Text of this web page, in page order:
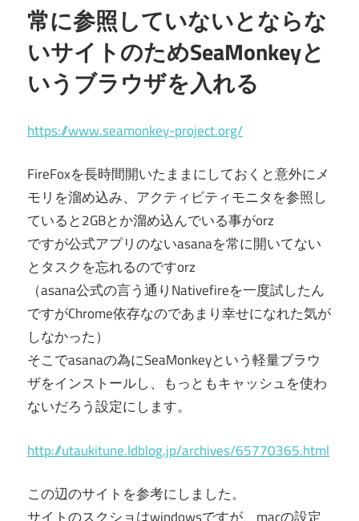
常に参照していないとならな
いサイトのためSeaMonkeyと
いうブラウザを入れる
https://www.seamonkey-project.org/
FireFoxを長時間開いたままにしておくと意外にメ
モリを溜め込み、アクティビティモニタを参照し
ていると2GBとか溜め込んでいる事がorz
ですが公式アプリのないasanaを常に開いてない
とタスクを忘れるのですorz
（asana公式の言う通りNativefireを一度試したん
ですがChrome依存なのであまり幸せになれた気が
しなかった）
そこでasanaの為にSeaMonkeyという軽量ブラウ
ザをインストールし、もっともキャッシュを使わ
ないだろう設定にします。
http://utaukitune.ldblog.jp/archives/65770365.html
この辺のサイトを参考にしました。